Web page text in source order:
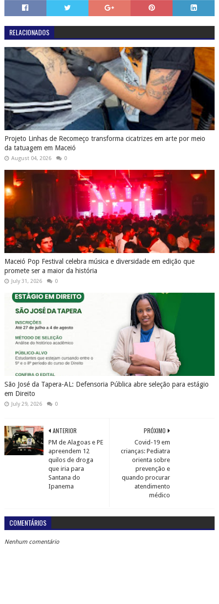
RELACIONADOS
Projeto Linhas de Recomeço transforma cicatrizes em arte por meio
da tatuagem em Maceió
August 04, 2026 0
Maceió Pop Festival celebra música e diversidade em edição que
promete ser a maior da história
July 31, 2026 0
São José da Tapera-AL: Defensoria Pública abre seleção para estágio
em Direito
July 29, 2026 0
PRÓXIMO
Covid-19 em
crianças: Pediatra
orienta sobre
prevenção e
quando procurar
atendimento
médico
ANTERIOR
PM de Alagoas e PE
apreendem 12
quilos de droga
que iria para
Santana do
Ipanema
COMENTÁRIOS
Nenhum comentário